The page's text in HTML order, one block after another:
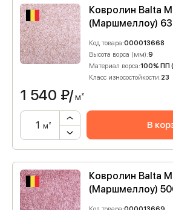
Ковролин Balta
(Маршмеллоу)
Код товара:000013668
Высота ворса (мм):9
Материал ворса:100% ПП
Класс износостойкости:23
1 540 ₽/м²
м² В
Ковролин Balta
(Маршмеллоу)